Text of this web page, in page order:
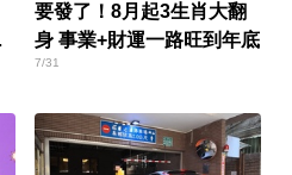
要發了！8月起3生肖大翻
身 事業+財運一路旺到年底
7/31